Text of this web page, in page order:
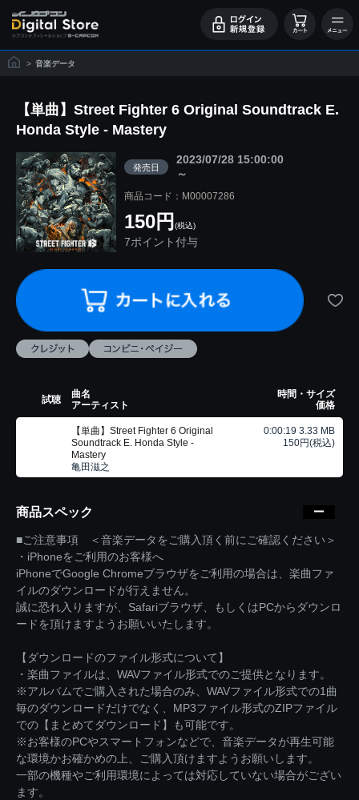
> 音楽データ
【単曲】Street Fighter 6 Original Soundtrack E.
Honda Style - Mastery
発売日
2023/07/28 15:00:00
～
商品コード：M00007286
150円 (税込)
7ポイント付与
試聴
曲名
アーティスト
時間・サイズ
価格
【単曲】Street Fighter 6 Original
Soundtrack E. Honda Style -
Mastery
亀田滋之
0:00:19 3.33 MB
150円(税込)
商品スペック
■ご注意事項 ＜音楽データをご購入頂く前にご確認ください＞
・iPhoneをご利用のお客様へ
iPhoneでGoogle Chromeブラウザをご利用の場合は、楽曲ファ
イルのダウンロードが行えません。
誠に恐れ入りますが、Safariブラウザ、もしくはPCからダウンロ
ードを頂けますようお願いいたします。
【ダウンロードのファイル形式について】
・楽曲ファイルは、WAVファイル形式でのご提供となります。
※アルバムでご購入された場合のみ、WAVファイル形式での1曲
毎のダウンロードだけでなく、MP3ファイル形式のZIPファイル
での【まとめてダウンロード】も可能です。
※お客様のPCやスマートフォンなどで、音楽データが再生可能
な環境かお確かめの上、ご購入頂けますようお願いします。
一部の機種やご利用環境によっては対応していない場合がござい
ます。